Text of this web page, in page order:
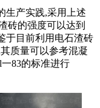
生产实践,采用上述
砖的强度可以达到
于目前利用电石渣砖
质量可以参考混凝
83的标准进行